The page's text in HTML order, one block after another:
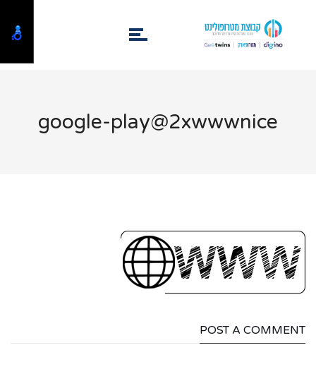
google-play@2xwwwnice
POST A COMMENT